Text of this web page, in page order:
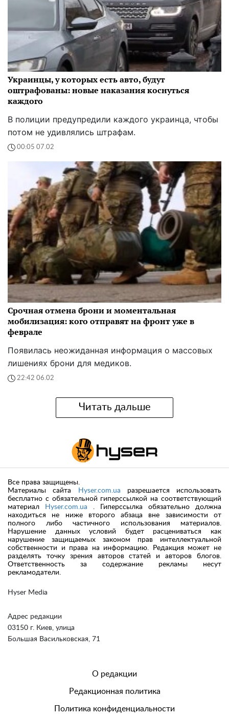
Украинцы, у которых есть авто, будут
оштрафованы: новые наказания коснуться
каждого
В полиции предупредили каждого украинца, чтобы
потом не удивлялись штрафам.
00:05 07.02
Срочная отмена брони и моментальная
мобилизация: кого отправят на фронт уже в
феврале
Появилась неожиданная информация о массовых
лишениях брони для медиков.
22:42 06.02
Читать дальше
Hyser Media
Адрес редакции
03150 г. Киев, улица
Большая Васильковская, 71
Все права защищены.
Материалы сайта
Hyser.com.ua разрешается использовать
бесплатно с обязательной гиперссылкой на соответствующий
материал
Hyser.com.ua . Гиперссылка обязательно должна
находиться не ниже второго абзаца вне зависимости от
полного либо частичного использования материалов.
Нарушение данных условий будет расцениваться как
нарушение защищаемых законом прав интеллектуальной
собственности и права на информацию. Редакция может не
разделять точку зрения авторов статей и авторов блогов.
Ответственность за содержание рекламы несут
рекламодатели.
О редакции
Редакционная политика
Политика конфиденциальности